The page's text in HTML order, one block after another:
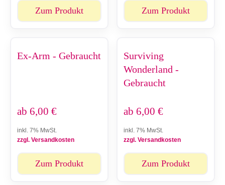
Zum Produkt Zum Produkt
Ex-Arm - Gebraucht
ab 6,00 €
inkl. 7% MwSt.
zzgl. Versandkosten
Zum Produkt
Surviving
Wonderland -
Gebraucht
ab 6,00 €
inkl. 7% MwSt.
zzgl. Versandkosten
Zum Produkt